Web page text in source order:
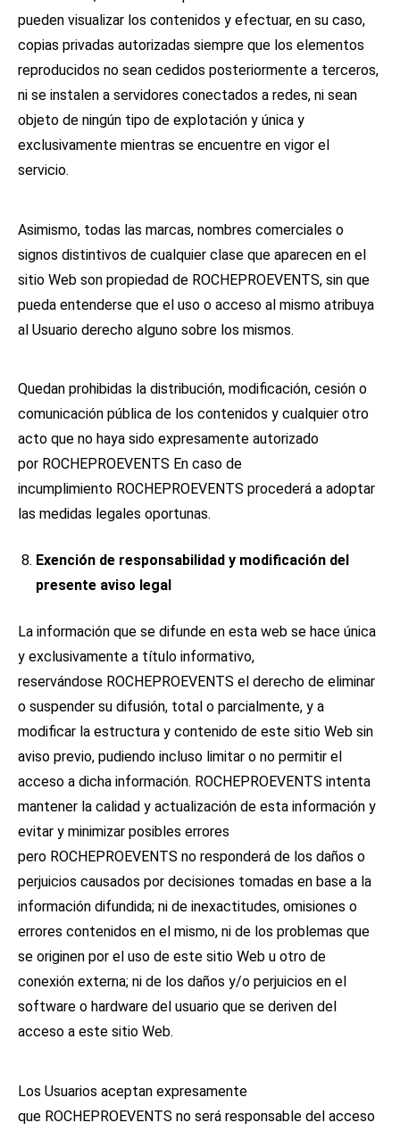
pueden visualizar los contenidos y efectuar, en su caso,
copias privadas autorizadas siempre que los elementos
reproducidos no sean cedidos posteriormente a terceros,
ni se instalen a servidores conectados a redes, ni sean
objeto de ningún tipo de explotación y única y
exclusivamente mientras se encuentre en vigor el
servicio.
Asimismo, todas las marcas, nombres comerciales o
signos distintivos de cualquier clase que aparecen en el
sitio Web son propiedad de ROCHEPROEVENTS, sin que
pueda entenderse que el uso o acceso al mismo atribuya
al Usuario derecho alguno sobre los mismos.
Quedan prohibidas la distribución, modificación, cesión o
comunicación pública de los contenidos y cualquier otro
acto que no haya sido expresamente autorizado
por ROCHEPROEVENTS En caso de
incumplimiento ROCHEPROEVENTS procederá a adoptar
las medidas legales oportunas.
Exención de responsabilidad y modificación del
presente aviso legal
La información que se difunde en esta web se hace única
y exclusivamente a título informativo,
reservándose ROCHEPROEVENTS el derecho de eliminar
o suspender su difusión, total o parcialmente, y a
modificar la estructura y contenido de este sitio Web sin
aviso previo, pudiendo incluso limitar o no permitir el
acceso a dicha información. ROCHEPROEVENTS intenta
mantener la calidad y actualización de esta información y
evitar y minimizar posibles errores
pero ROCHEPROEVENTS no responderá de los daños o
perjuicios causados por decisiones tomadas en base a la
información difundida; ni de inexactitudes, omisiones o
errores contenidos en el mismo, ni de los problemas que
se originen por el uso de este sitio Web u otro de
conexión externa; ni de los daños y/o perjuicios en el
software o hardware del usuario que se deriven del
acceso a este sitio Web.
Los Usuarios aceptan expresamente
que ROCHEPROEVENTS no será responsable del acceso